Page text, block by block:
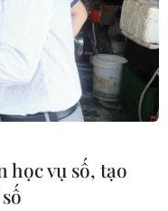
học vụ số, tạo